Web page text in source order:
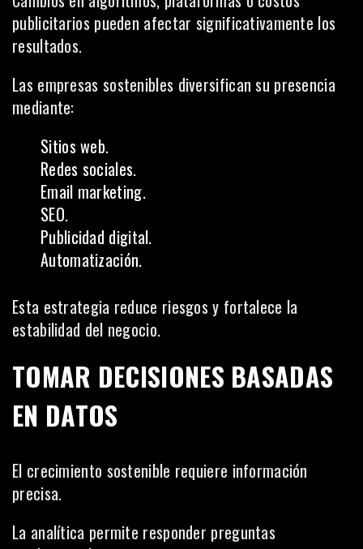
publicitarios pueden afectar significativamente los
resultados.
Las empresas sostenibles diversifican su presencia
mediante:
Sitios web.
Redes sociales.
Email marketing.
SEO.
Publicidad digital.
Automatización.
Esta estrategia reduce riesgos y fortalece la
estabilidad del negocio.
TOMAR DECISIONES BASADAS
EN DATOS
El crecimiento sostenible requiere información
precisa.
La analítica permite responder preguntas